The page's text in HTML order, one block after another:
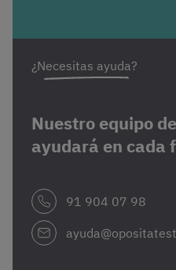
¿Necesitas ayuda?
Nuestro equipo
ayudará en cada
91 904 07 98